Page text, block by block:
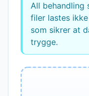
All behandling
filer lastes
som sikrer at
trygge.